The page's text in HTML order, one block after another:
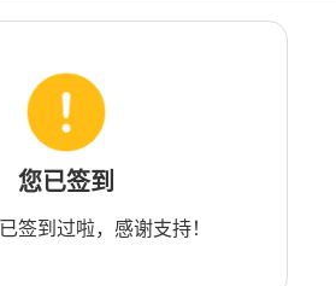
您已签到
签到过啦，感谢支持！